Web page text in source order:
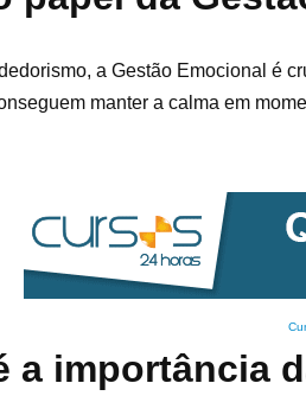
a Gestão Emocional é
manter a calma em
a importância